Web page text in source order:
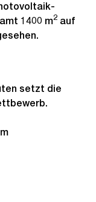
1400 m2 auf
setzt die